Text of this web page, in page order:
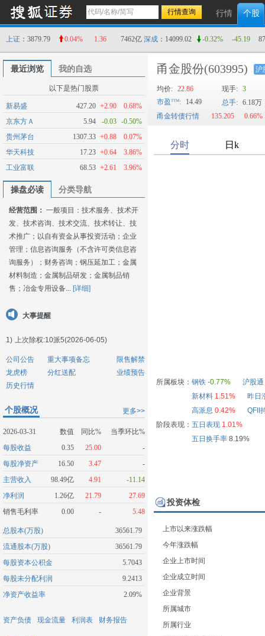
行情 个股
上证 ：3879.79 0.04% 1.36 7462亿 深成 ：14099.02 -0.32% -45.19
最近浏览 我的自选
以下是热门股票
新易盛 427.20 +2.90
0.68%
京东方Ａ
5.94 -0.03 -0.50%
贵州茅台
1307.33 +0.88
0.07%
华天科技
17.23 +0.64
3.86%
工业富联
68.53 +2.61 3.96%
操盘必读 分类导航
经营范围： 一般项目：技术服务、技术开
发、技术咨询、技术交流、技术转让、技
术推广；以自有资金从事投资活动；企业
管理；信息咨询服务（不含许可类信息咨
询服务）；财务咨询；钢压延加工；金属
材料制造；金属制品研发；金属制品销
售；冶金专用设备... [详细]
大事提醒
1) 上次除权:10派5(2026-06-05)
公司公告 重大事项备忘
限售解禁
龙虎榜
分红送配
业绩预告
历史行情
更多>>
个股概况
2026-03-31 数值 同比%
当季环比%
每股收益
0.35 25.00
-
每股净资产
16.50 3.47
-
主营收入
98.49亿 4.91
-11.14
净利润
1.26亿 21.79
27.69
销售毛利率
0.00 - 5.48
总股本(万股)
36561.79
流通股本(万股)
36561.79
每股资本公积金
5.7043
每股未分配利润
9.2413
净资产收益率
2.09%
资产负债 现金流量 利润表 财务报告
甬金股份(603995) 沪
均价: 22.86 现手: 3
市盈
: 14.49 总手: 6.18万
甬金转债行情
135.205 0.66%
所属板块： 钢铁 -0.77%
沪股通
新材料 1.51%
昨日
高派息 0.42%
QFII
阶段表现： 五日表现 1.01%
五日换手率8.19%
投资体检
上市以来涨跌幅
今年涨跌幅
企业上市时间
企业成立时间
企业背景
所属城市
所属行业